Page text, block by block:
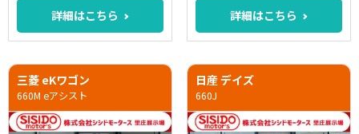
詳細はこちら 詳細はこちら
三菱 eKワゴン
660M eアシスト
日産 デイズ
660J